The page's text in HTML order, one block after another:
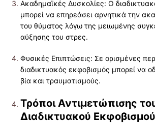
Ακαδημαϊκές Δυσκολίες: Ο
μπορεί να επηρεάσει αρνητικά την
του θύματος λόγω της μειωμένης
αύξησης του στρες.
Φυσικές Επιπτώσεις: Σε ορισμένες
διαδικτυακός εκφοβισμός μπορεί να
βία και τραυματισμούς.
Τρόποι Αντιμετώπισης
Διαδικτυακού Εκφοβισμού